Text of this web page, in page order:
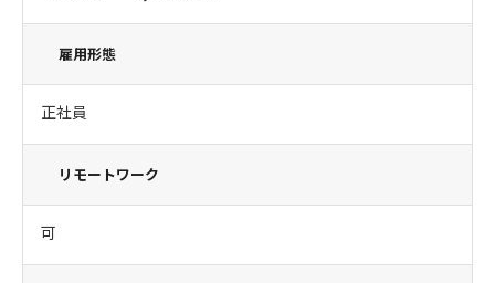
雇用形態
正社員
リモートワーク
可